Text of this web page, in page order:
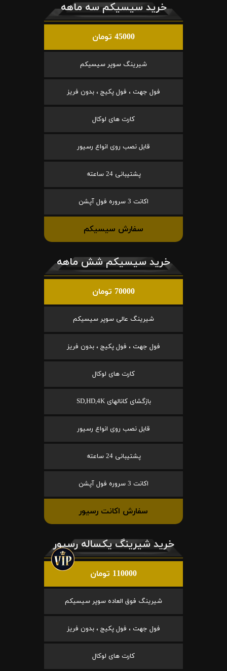
خرید سیسیکم سه ماهه
45000 تومان
شیرینگ سوپر سیسیکم
فول جهت ، فول پکیج ، بدون فریز
کارت های لوکال
قابل نصب روی انواع رسیور
پشتیبانی 24 ساعته
اکانت 3 سروره فول آپشن
سفارش سیسیکم
خرید سیسیکم شش ماهه
70000 تومان
شیرینگ عالی سوپر سیسیکم
فول جهت ، فول پکیج ، بدون فریز
کارت های لوکال
بازگشای کانالهای SD,HD,4K
قابل نصب روی انواع رسیور
پشتیبانی 24 ساعته
اکانت 3 سروره فول آپشن
سفارش اکانت رسیور
خرید شیرینگ یکساله رسیور
110000 تومان
شیرینگ فوق العاده سوپر سیسیکم
فول جهت ، فول پکیج ، بدون فریز
کارت های لوکال